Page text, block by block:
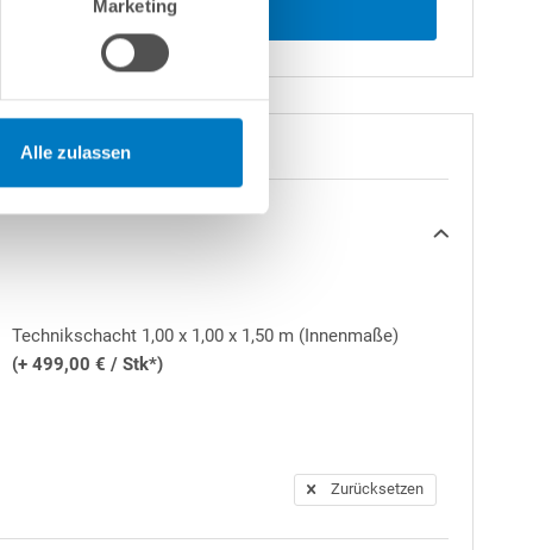
Marketing
Alle zulassen
Technikschacht 1,00 x 1,00 x 1,50 m (Innenmaße)
(+ 499,00 € / Stk*)
Zurücksetzen